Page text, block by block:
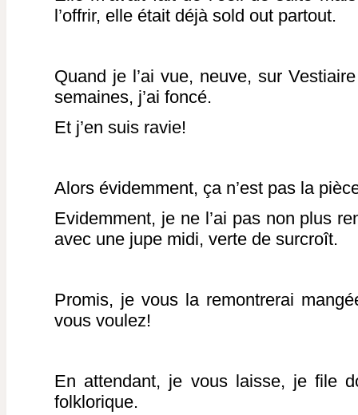
l’offrir, elle était déjà sold out partout.
Quand je l’ai vue, neuve, sur
semaines, j’ai foncé.
Et j’en suis ravie!
Alors évidemment, ça n’est pas la
Evidemment, je ne l’ai pas non plus
avec une jupe midi, verte de surcroît.
Promis, je vous la remontrerai
vous voulez!
En attendant, je vous laisse, je file
folklorique.